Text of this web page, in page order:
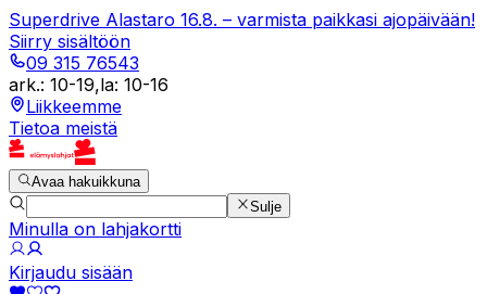
Superdrive Alastaro 16.8. – varmista paikkasi ajopäivään!
Siirry sisältöön
09 315 76543
ark.: 10-19,la: 10-16
Liikkeemme
Tietoa meistä
Avaa hakuikkuna
Sulje
Minulla on lahjakortti
Kirjaudu sisään